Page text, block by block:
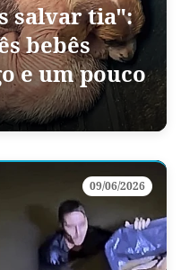
salvar tia":
bebês
e um pouco
09/06/2026